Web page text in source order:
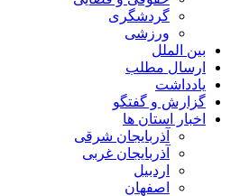
گردشگری
ورزشی
بین الملل
ارسال مطلب
یادداشت
گزارش و گفتگو
اخبار استان ها
آذربایجان شرقی
آذربایجان غربی
اردبیل
اصفهان